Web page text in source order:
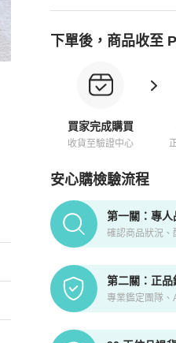
下單後，商品收至
買家完成購買
收貨至驗證中心
安心購檢驗流程
PopChill拍拍圈正品
第一關：專人
確認商品狀況、
第二關：正品
專業鑑定團隊、